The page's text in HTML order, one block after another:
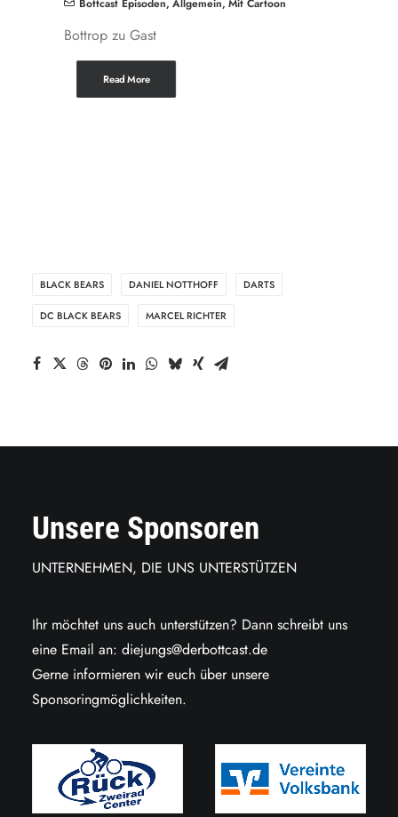
Bottcast Episoden, Allgemein, Mit Cartoon
Bottrop zu Gast
Read More
BLACK BEARS DANIEL NOTTHOFF DARTS
DC BLACK BEARS MARCEL RICHTER
Unsere Sponsoren
UNTERNEHMEN, DIE UNS UNTERSTÜTZEN
Ihr möchtet uns auch unterstützen? Dann schreibt uns
eine Email an: diejungs@derbottcast.de
Gerne informieren wir euch über unsere
Sponsoringmöglichkeiten.